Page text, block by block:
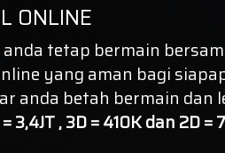
ONLINE
tetap bermain
yang aman bagi
anda betah bermain dan
3,4JT , 3D = 410K dan 2D =